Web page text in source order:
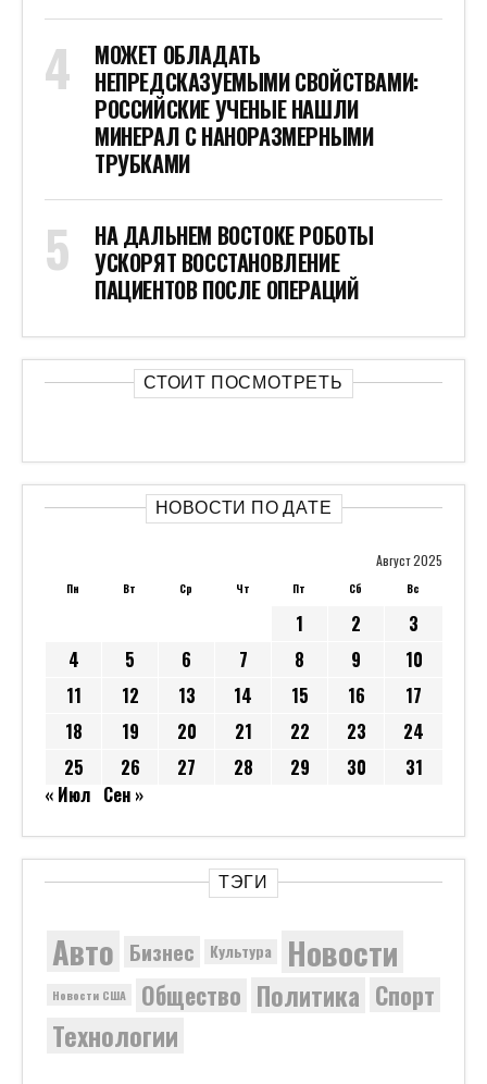
МОЖЕТ ОБЛАДАТЬ
НЕПРЕДСКАЗУЕМЫМИ СВОЙСТВАМИ:
РОССИЙСКИЕ УЧЕНЫЕ НАШЛИ
МИНЕРАЛ С НАНОРАЗМЕРНЫМИ
ТРУБКАМИ
НА ДАЛЬНЕМ ВОСТОКЕ РОБОТЫ
УСКОРЯТ ВОССТАНОВЛЕНИЕ
ПАЦИЕНТОВ ПОСЛЕ ОПЕРАЦИЙ
СТОИТ ПОСМОТРЕТЬ
НОВОСТИ ПО ДАТЕ
Август 2025
Пн Вт Ср Чт Пт Сб Вс
1 2
3
4
5 6 7 8 9
10
11
12 13 14 15 16
17
18
19 20 21 22 23
24
25
26 27 28 29 30
31
« Июл Сен »
ТЭГИ
Авто Бизнес Культура Новости
Новости США Общество Политика Спорт
Технологии